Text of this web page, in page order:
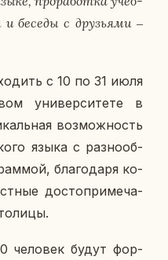
и беседы с дру­зья­ми ‒
с 10 по 31 июля
уни­вер­си­те­те в
воз­мож­ность
языка с раз­но­об­
бла­го­да­ря ко­
до­сто­при­ме­ча­
че­ло­век будут фор­